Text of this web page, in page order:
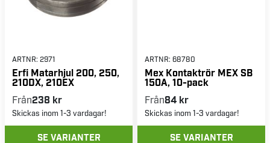
ARTNR: 2971
Erfi Matarhjul 200, 250,
210DX, 210EX
Från238 kr
Skickas inom 1-3 vardagar!
SE VARIANTER
ARTNR: 68780
Mex Kontaktrör MEX SB
150A, 10-pack
Från84 kr
Skickas inom 1-3 vardagar!
SE VARIANTER